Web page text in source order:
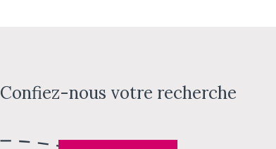
Confiez-nous votre recherche